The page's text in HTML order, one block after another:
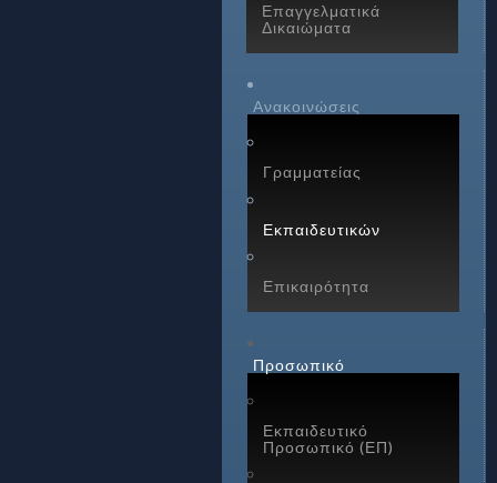
Επαγγελματικά
Δικαιώματα
Ανακοινώσεις
Γραμματείας
Εκπαιδευτικών
Επικαιρότητα
Προσωπικό
Εκπαιδευτικό
Προσωπικό (ΕΠ)